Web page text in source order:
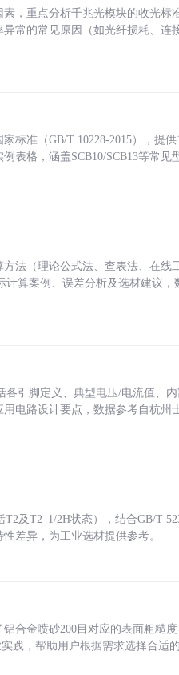
，重点分析千兆光模块的收光标
常的常见原因（如光纤损耗、连
标准（GB/T 10228-2015），提
表格，涵盖SCB10/SCB13等常
法（理论公式法、查表法、在线
计算案例、误差分析及选材建议，
各引脚定义、典型电压/电流值、
电路设计要点，数据参考自杭州
及T2_1/2H状态），结合GB/T
差异，为工业选材提供参考。
合金喷砂200目对应的表面粗糙
践，帮助用户根据需求选择合适的